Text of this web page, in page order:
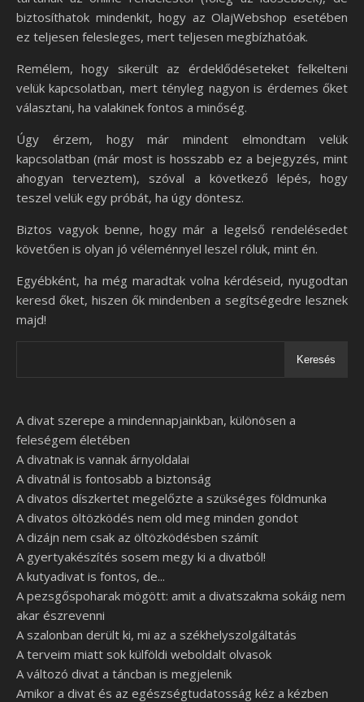
biztosíthatok mindenkit, hogy az OlajWebshop esetében
ez teljesen felesleges, mert teljesen megbízhatóak.
Remélem, hogy sikerült az érdeklődéseteket felkelteni
velük kapcsolatban, mert tényleg nagyon is érdemes őket
választani, ha valakinek fontos a minőség.
Úgy érzem, hogy már mindent elmondtam velük
kapcsolatban (már most is hosszabb ez a bejegyzés, mint
ahogyan terveztem), szóval a következő lépés, hogy
teszel velük egy próbát, ha úgy döntesz.
Biztos vagyok benne, hogy már a legelső rendelésedet
követően is olyan jó véleménnyel leszel róluk, mint én.
Egyébként, ha még maradtak volna kérdéseid, nyugodtan
keresd őket, hiszen ők mindenben a segítségedre lesznek
majd!
Keresés
A divat szerepe a mindennapjainkban, különösen a
feleségem életében
A divatnak is vannak árnyoldalai
A divatnál is fontosabb a biztonság
A divatos díszkertet megelőzte a szükséges földmunka
A divatos öltözködés nem old meg minden gondot
A dizájn nem csak az öltözködésben számít
A gyertyakészítés sosem megy ki a divatból!
A kutyadivat is fontos, de...
A pezsgőspoharak mögött: amit a divatszakma sokáig nem
akar észrevenni
A szalonban derült ki, mi az a székhelyszolgáltatás
A terveim miatt sok külföldi weboldalt olvasok
A változó divat a táncban is megjelenik
Amikor a divat és az egészségtudatosság kéz a kézben